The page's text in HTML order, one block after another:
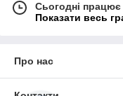
Сьогодні
Показати весь
Про нас